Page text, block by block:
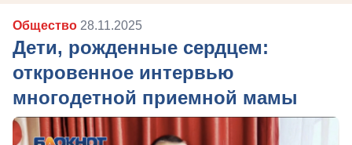
Общество 28.11.2025
Дети, рожденные сердцем:
откровенное интервью
многодетной приемной мамы